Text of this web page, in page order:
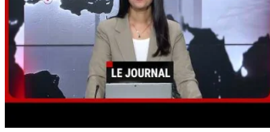
Sport
La FAHB dévoile le calendrier des
compétitions nationales de la
saison 2026-2027